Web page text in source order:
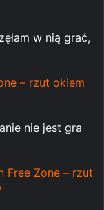
w nią grać,
– rzut okiem
nie jest gra
Free Zone – rzut